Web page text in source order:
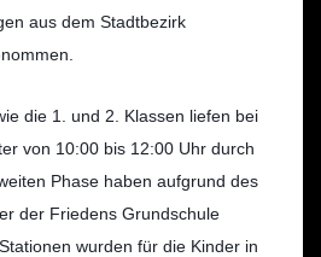
aus dem Stadtbezirk
die 1. und 2. Klassen liefen bei
von 10:00 bis 12:00 Uhr durch
Phase haben aufgrund des
der Friedens Grundschule
wurden für die Kinder in